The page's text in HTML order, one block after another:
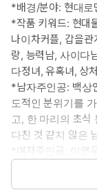
*배경/분야: 현대로
*작품 키워드: 현대
나이차커플, 갑을
랑, 능력남, 사이다
다정녀, 유혹녀, 상
*남자주인공: 백상
도적인 분위기를
고, 한 마리의 초식
다친 것 같지 않은
*여자주인공: 이
속에서 태어나 할
끊어질 듯 이어져